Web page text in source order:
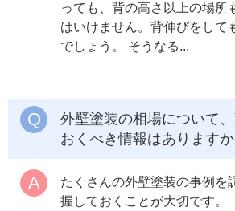
っても、背の高さ以上の場所
はいけません。背伸びをして
でしょう。 そうなる...
外壁塗装の相場について
おくべき情報はありますか
たくさんの外壁塗装の事例を
握しておくことが大切です。